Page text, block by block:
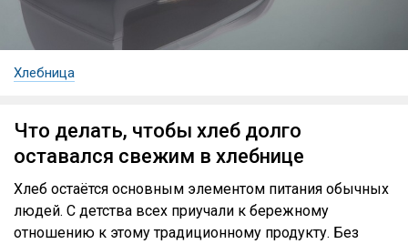
Хлебница
Что делать, чтобы хлеб долго
оставался свежим в хлебнице
Хлеб остаётся основным элементом питания обычных
людей. С детства всех приучали к бережному
отношению к этому традиционному продукту. Без